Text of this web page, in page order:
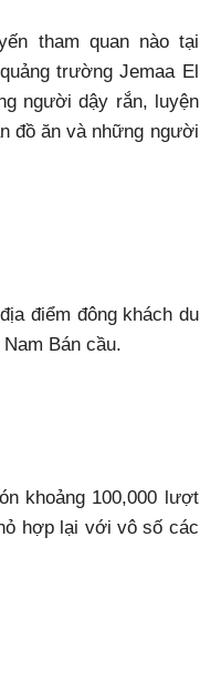
tham quan nào tại
trường Jemaa El
người dậy rắn, luyện
đồ ăn và những người
điểm đông khách du
Bán cầu.
khoảng 100,000 lượt
hợp lại với vô số các